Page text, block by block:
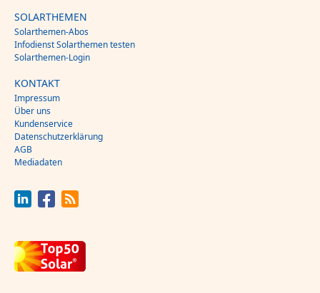
SOLARTHEMEN
Solarthemen-Abos
Infodienst Solarthemen testen
Solarthemen-Login
KONTAKT
Impressum
Über uns
Kundenservice
Datenschutzerklärung
AGB
Mediadaten